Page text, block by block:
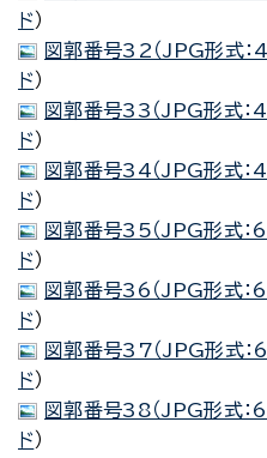
ド）
図郭番号32（JPG形式
ド）
図郭番号33（JPG形式
ド）
図郭番号34（JPG形式
ド）
図郭番号35（JPG形式
ド）
図郭番号36（JPG形式
ド）
図郭番号37（JPG形式
ド）
図郭番号38（JPG形式
ド）